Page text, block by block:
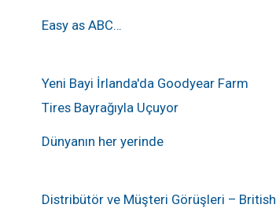
Easy as ABC…
Yeni Bayi İrlanda'da Goodyear Farm
Tires Bayrağıyla Uçuyor
Dünyanın her yerinde
Distribütör ve Müşteri Görüşleri – British